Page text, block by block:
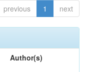
previous 1 next
Author(s)